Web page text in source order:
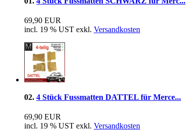
69,90 EUR
incl. 19 % UST exkl. Versandkosten
02. 4 Stück Fussmatten DATTEL für Merce...
69,90 EUR
incl. 19 % UST exkl. Versandkosten